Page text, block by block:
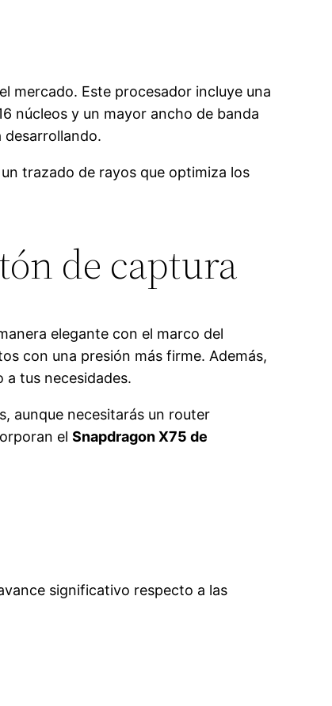
mercado. Este procesador incluye una
núcleos y un mayor ancho de banda
desarrollando.
trazado de rayos que optimiza los
de captura
elegante con el marco del
con una presión más firme. Además,
tus necesidades.
aunque necesitarás un router
elSnapdragon X75 de
significativo respecto a las